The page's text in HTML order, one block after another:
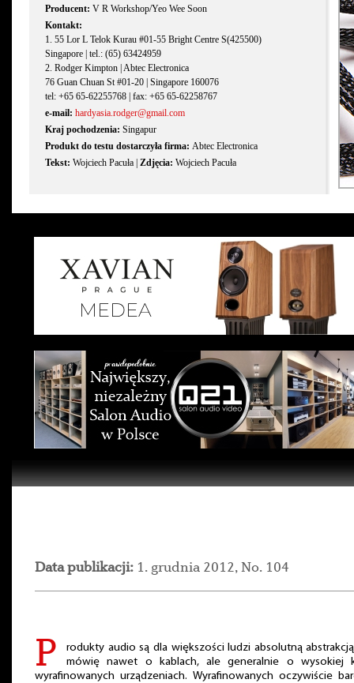
Producent: V R Workshop/Yeo Wee Soon
Kontakt:
1. 55 Lor L Telok Kurau #01-55 Bright Centre S(425500)
Singapore | tel.: (65) 63424959
2. Rodger Kimpton | Abtec Electronica
76 Guan Chuan St #01-20 | Singapore 160076
tel: +65 65-62255768 | fax: +65 65-62258767
e-mail: hardyasia.rodger@gmail.com
Kraj pochodzenia: Singapur
Produkt do testu dostarczyła firma: Abtec Electronica
Tekst: Wojciech Pacuła | Zdjęcia: Wojciech Pacuła
Data publikacji: 1. grudnia 2012, No. 104
P
rodukty audio są dla większości ludzi absolutną
mówię nawet o kablach, ale generalnie o wysokiej
wyrafinowanych urządzeniach. Wyrafinowanych oczywiście